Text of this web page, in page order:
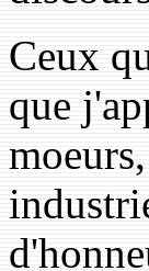
Ceux
que